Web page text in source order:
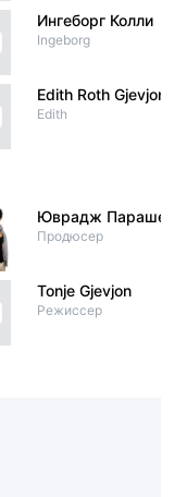
Ингеборг Колли
Ingeborg
Edith Roth Gjevjon
Edith
Юврадж Парашер
Продюсер
Tonje Gjevjon
Режиссер